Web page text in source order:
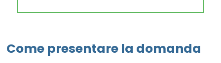
Come presentare la domanda